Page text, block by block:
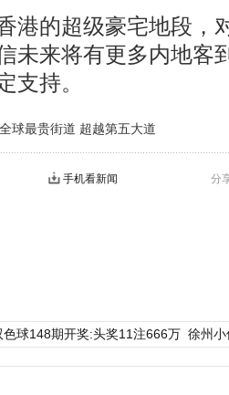
的超级豪宅地段，
未来将有更多内地客
支持。
球最贵街道 超越第五大道
分
手机看新闻
色球148期开奖:头奖11注666万 徐州